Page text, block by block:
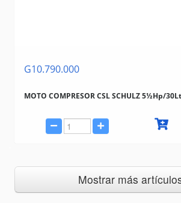
G10.790.000
MOTO COMPRESOR CSL SCHULZ 5½Hp/30Lt
Mostrar más